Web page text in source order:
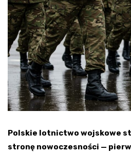
Polskie lotnictwo wojskowe
stronę nowoczesności —